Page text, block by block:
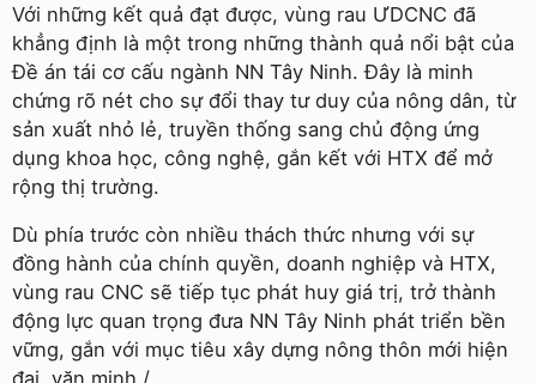
Với những kết quả đạt được, vùng rau ƯDCNC đã
khẳng định là một trong những thành quả nổi bật của
Đề án tái cơ cấu ngành NN Tây Ninh. Đây là minh
chứng rõ nét cho sự đổi thay tư duy của nông dân, từ
sản xuất nhỏ lẻ, truyền thống sang chủ động ứng
dụng khoa học, công nghệ, gắn kết với HTX để mở
rộng thị trường.
Dù phía trước còn nhiều thách thức nhưng với sự
đồng hành của chính quyền, doanh nghiệp và HTX,
vùng rau CNC sẽ tiếp tục phát huy giá trị, trở thành
động lực quan trọng đưa NN Tây Ninh phát triển bền
vững, gắn với mục tiêu xây dựng nông thôn mới hiện